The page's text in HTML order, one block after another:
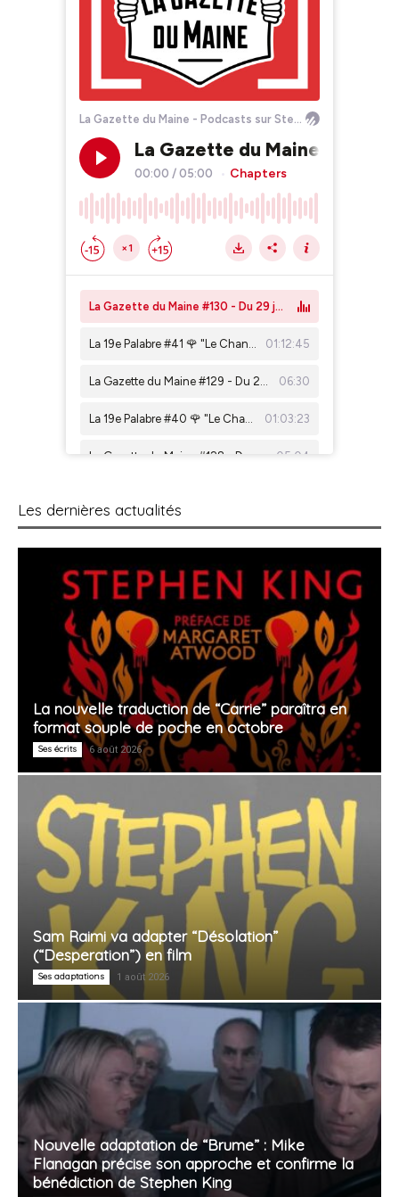
Les dernières actualités
La nouvelle traduction de “Carrie” paraîtra en
format souple de poche en octobre
Ses écrits 6 août 2026
Sam Raimi va adapter “Désolation”
(“Desperation”) en film
Ses adaptations 1 août 2026
Nouvelle adaptation de “Brume” : Mike
Flanagan précise son approche et confirme la
bénédiction de Stephen King